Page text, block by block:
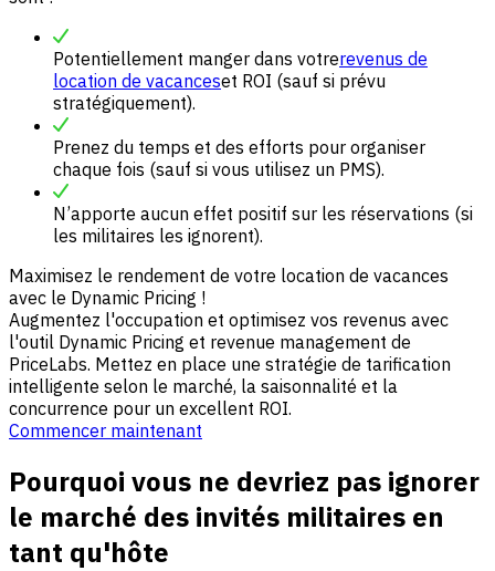
Potentiellement manger dans votrerevenus de
location de vacanceset ROI (sauf si prévu
stratégiquement).
Prenez du temps et des efforts pour organiser
chaque fois (sauf si vous utilisez un PMS).
N’apporte aucun effet positif sur les réservations (si
les militaires les ignorent).
Maximisez le rendement de votre location de vacances
avec le Dynamic Pricing !
Augmentez l'occupation et optimisez vos revenus avec
l'outil Dynamic Pricing et revenue management de
PriceLabs. Mettez en place une stratégie de tarification
intelligente selon le marché, la saisonnalité et la
concurrence pour un excellent ROI.
Commencer maintenant
Pourquoi vous ne devriez pas ignorer
le marché des invités militaires en
tant qu'hôte